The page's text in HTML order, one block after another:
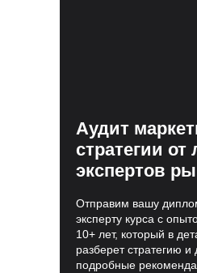
Аудит
стратегии
экспертов
Отправим вашу
эксперту курса с
10+ лет, который в
разберет стратегию и
подробные